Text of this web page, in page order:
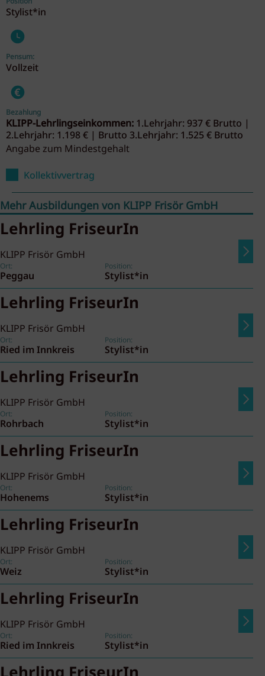
Stylist*in
Pensum:
Vollzeit
Bezahlung
KLIPP-Lehrlingseinkommen: 1.Lehrjahr: 937 € Brutto |
2.Lehrjahr: 1.198 € | Brutto 3.Lehrjahr: 1.525 € Brutto
Angabe zum Mindestgehalt
Kollektivvertrag
Mehr Ausbildungen von KLIPP Frisör GmbH
Lehrling FriseurIn
KLIPP Frisör GmbH
Ort:
Peggau
Position:
Stylist*in
Lehrling FriseurIn
KLIPP Frisör GmbH
Ort:
Ried im Innkreis
Position:
Stylist*in
Lehrling FriseurIn
KLIPP Frisör GmbH
Ort:
Rohrbach
Position:
Stylist*in
Lehrling FriseurIn
KLIPP Frisör GmbH
Ort:
Hohenems
Position:
Stylist*in
Lehrling FriseurIn
KLIPP Frisör GmbH
Ort:
Weiz
Position:
Stylist*in
Lehrling FriseurIn
KLIPP Frisör GmbH
Ort:
Ried im Innkreis
Position:
Stylist*in